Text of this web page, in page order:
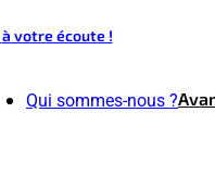
à votre écoute !
Qui sommes-nous ?